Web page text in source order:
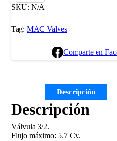
SKU: N/A
Tag: MAC Valves
Comparte en
Descripción
Descripción
Válvula 3/2.
Flujo máximo: 5.7 Cv.